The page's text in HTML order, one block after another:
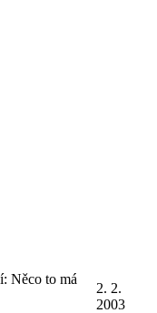
2. 2.
2003